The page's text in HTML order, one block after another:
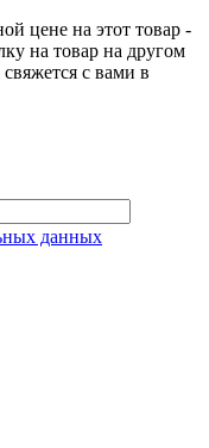
цене на этот товар -
на товар на другом
с вами в
данных